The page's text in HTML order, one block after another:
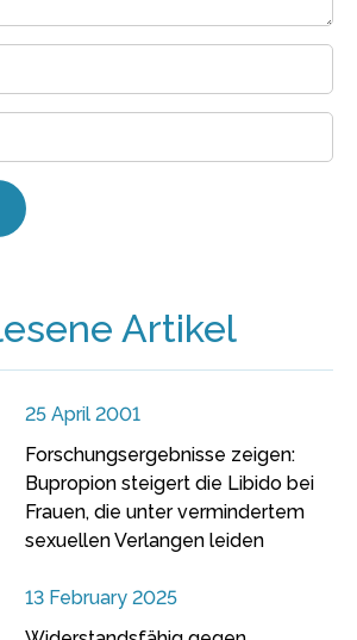
Artikel
25 April 2001
Forschungsergebnisse zeigen:
Bupropion steigert die Libido bei
Frauen, die unter vermindertem
sexuellen Verlangen leiden
13 February 2025